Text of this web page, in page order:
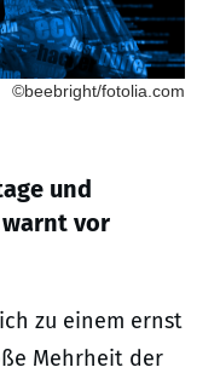
©beebright/fotolia.com
und
vor
zu einem ernst
Mehrheit der